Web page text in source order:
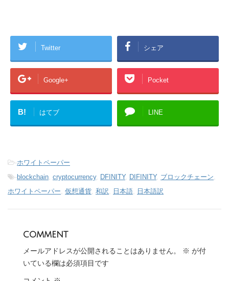
Twitter シェア
Google+ Pocket
B! はてブ LINE
-ホワイトペーパー
-blockchain cryptocurrency, DFINITY, DIFINITY, ブロックチェーン
ホワイトペーパー 仮想通貨 和訳 日本語 日本語訳
comment
メールアドレスが公開されることはありません。 ※ が付
いている欄は必須項目です